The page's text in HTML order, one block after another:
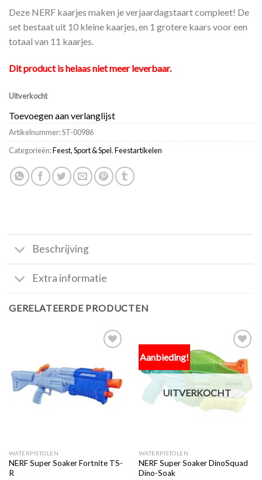
Deze NERF kaarjes maken je verjaardagstaart compleet! De
set bestaat uit 10 kleine kaarjes, en 1 grotere kaars voor een
totaal van 11 kaarjes.
Dit product is helaas niet meer leverbaar.
Uitverkocht
Toevoegen aan verlanglijst
Artikelnummer:ST-00986
Categorieën:Feest, Sport & Spel,Feestartikelen
Beschrijving
Extra informatie
GERELATEERDE PRODUCTEN
verlanglijst
WATERPISTOLEN
NERF Super Soaker Fortnite TS-
R
Aanbieding!
Toevoegen
aan
verlanglijst
UITVERKOCHT
WATERPISTOLEN
NERF Super Soaker DinoSquad
Dino-Soak